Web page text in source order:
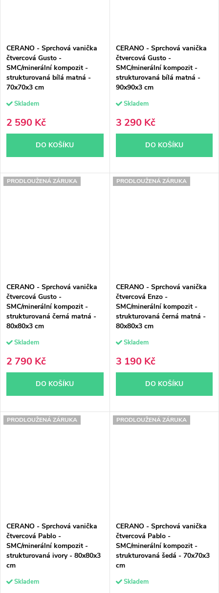
CERANO - Sprchová vanička
čtvercová Gusto -
SMC/minerální kompozit -
strukturovaná bílá matná -
70x70x3 cm
Skladem
2 590 Kč
DO KOŠÍKU
CERANO - Sprchová vanička
čtvercová Gusto -
SMC/minerální kompozit -
strukturovaná bílá matná -
90x90x3 cm
Skladem
3 290 Kč
DO KOŠÍKU
PRODLOUŽENÁ ZÁRUKA
CERANO - Sprchová vanička
čtvercová Gusto -
SMC/minerální kompozit -
strukturovaná černá matná -
80x80x3 cm
Skladem
2 790 Kč
DO KOŠÍKU
PRODLOUŽENÁ ZÁRUKA
CERANO - Sprchová vanička
čtvercová Enzo -
SMC/minerální kompozit -
strukturovaná černá matná -
80x80x3 cm
Skladem
3 190 Kč
DO KOŠÍKU
PRODLOUŽENÁ ZÁRUKA
CERANO - Sprchová vanička
čtvercová Pablo -
SMC/minerální kompozit -
strukturovaná ivory - 80x80x3
cm
Skladem
PRODLOUŽENÁ ZÁRUKA
CERANO - Sprchová vanička
čtvercová Pablo -
SMC/minerální kompozit -
strukturovaná šedá - 70x70x3
cm
Skladem